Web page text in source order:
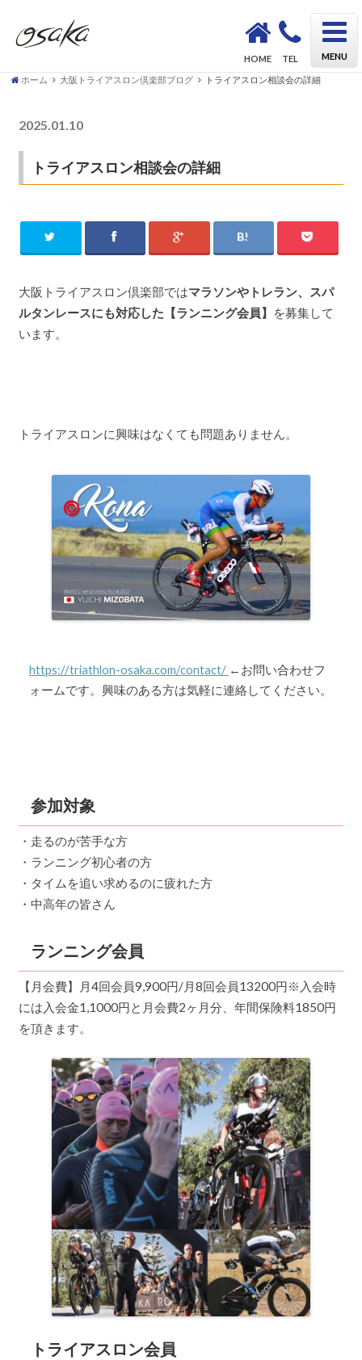
HOME TEL MENU
ホーム 大阪トライアスロン倶楽部ブログ トライアスロン相談会の詳細
2025.01.10
トライアスロン相談会の詳細
大阪トライアスロン倶楽部ではマラソンやトレラン、スパ
ルタンレースにも対応した【ランニング会員】
を募集して
います。
トライアスロンに興味はなくても問題ありません。
https://triathlon-osaka.com/contact/ ←お問い合わせフ
ォームです。興味のある方は気軽に連絡してください。
参加対象
・走るのが苦手な方
・ランニング初心者の方
・タイムを追い求めるのに疲れた方
・中高年の皆さん
ランニング会員
【月会費】月4回会員9,900円/月8回会員13200円※入会時
には入会金1,1000円と月会費2ヶ月分、年間保険料1850円
を頂きます。
トライアスロン会員